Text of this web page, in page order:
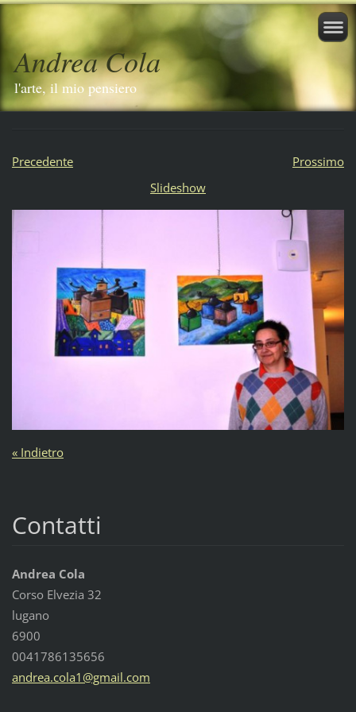
Andrea Cola
l'arte, il mio pensiero
Precedente
Prossimo
Slideshow
« Indietro
Contatti
Andrea Cola
Corso Elvezia 32
lugano
6900
0041786135656
andrea.cola1@gmail.com